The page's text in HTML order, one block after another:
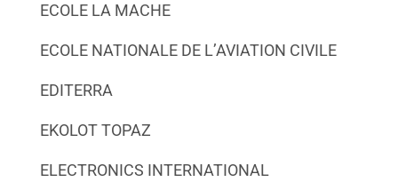
ECOLE LA MACHE
ECOLE NATIONALE DE L’AVIATION CIVILE
EDITERRA
EKOLOT TOPAZ
ELECTRONICS INTERNATIONAL